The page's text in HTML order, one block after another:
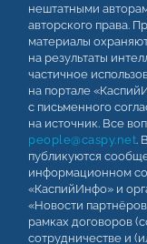
нештатными
авторского права.
материалы
на результаты
частичное
на портале
с письменного
на источник. Все
people@caspy.net.
публикуются
информационном
«КаспийИнфо» и
«Новости
рамках договоров
сотрудничестве и